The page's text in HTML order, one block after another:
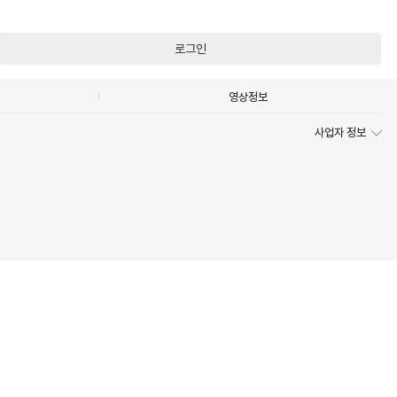
로그인
영상정보
사업자 정보